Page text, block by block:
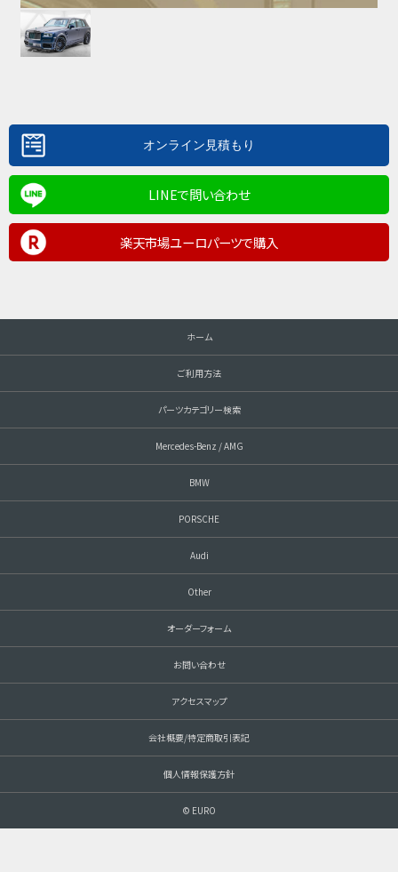
LINEで問い合わせ
楽天市場ユーロパーツで購入
ホーム
ご利用方法
パーツカテゴリー検索
Mercedes-Benz / AMG
BMW
PORSCHE
Audi
Other
オーダーフォーム
お問い合わせ
アクセスマップ
会社概要/特定商取引表記
個人情報保護方針
© EURO